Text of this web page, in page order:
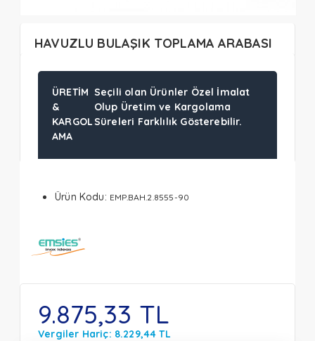
HAVUZLU BULAŞIK TOPLAMA ARABASI
ÜRETIM
&
KARGOL
AMA
Seçili olan Ürünler Özel İmalat
Olup Üretim ve Kargolama
Süreleri Farklılık Gösterebilir.
Ürün Kodu: EMP.BAH.2.8555-90
9.875,33 TL
Vergiler Hariç: 8.229,44 TL